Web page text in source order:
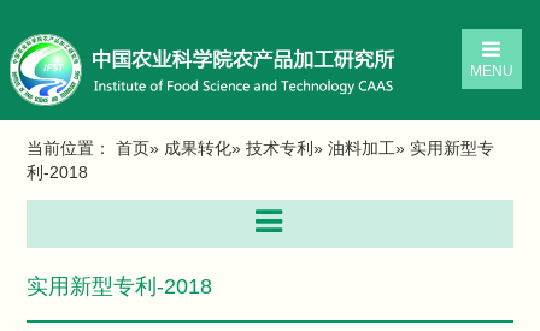
MENU
当前位置：首页» 成果转化»技术专利»油料加工» 实用新型专
利-2018
实用新型专利-2018